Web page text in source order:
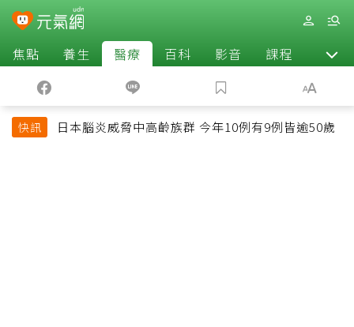
焦點 養生 醫療 百科 影音 課程 退休
快訊 日本腦炎威脅中高齡族群 今年10例有9例皆逾50歲